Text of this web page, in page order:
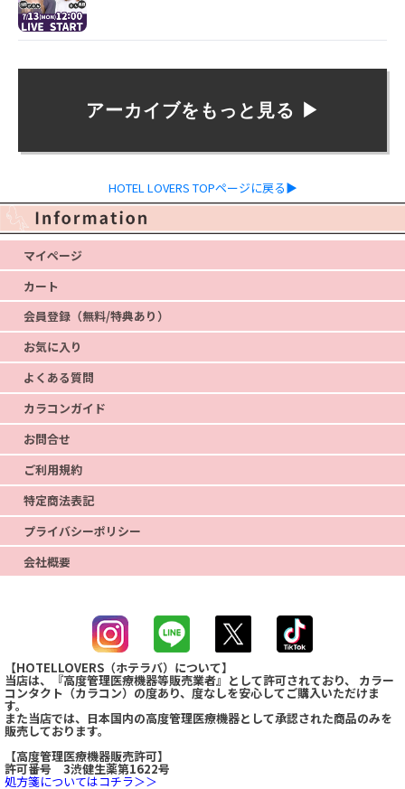
アーカイブをもっと見る ▶︎
HOTEL LOVERS TOPページに戻る▶
マイページ
カート
会員登録（無料/特典あり）
お気に入り
よくある質問
カラコンガイド
お問合せ
ご利用規約
特定商法表記
プライバシーポリシー
会社概要
【HOTELLOVERS（ホテラバ）について】
当店は、『高度管理医療機器等販売業者』として許可されており、 カラー
コンタクト（カラコン）の度あり、度なしを安心してご購入いただけま
す。
また当店では、日本国内の高度管理医療機器として承認された商品のみを
販売しております。
【高度管理医療機器販売許可】
許可番号 3渋健生薬第1622号
処方箋についてはコチラ＞＞